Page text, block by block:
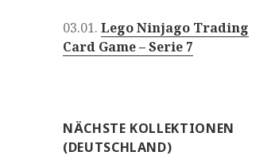
03.01.Lego Ninjago Trading
Card Game – Serie 7
NÄCHSTE KOLLEKTIONEN
(DEUTSCHLAND)